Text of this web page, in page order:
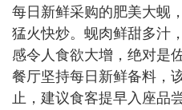
每日新鲜采购的肥美大蚬
猛火快炒。蚬肉鲜甜多汁
感令人食欲大增，绝对是
餐厅坚持每日新鲜备料，
止，建议食客提早入座品